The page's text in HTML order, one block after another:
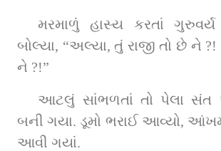
મરમાળું હાસ્ય કરતાં
બોલ્યા, “અલ્યા, તું રાજી તો છે ને
ને ?!”
આટલું સાંભળતાં તો પેલા સંત
બની ગયા. ડૂમો ભરાઈ આવ્યો,
આવી ગયાં.